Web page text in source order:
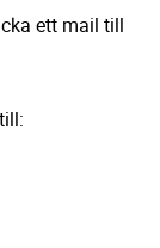
ett mail till